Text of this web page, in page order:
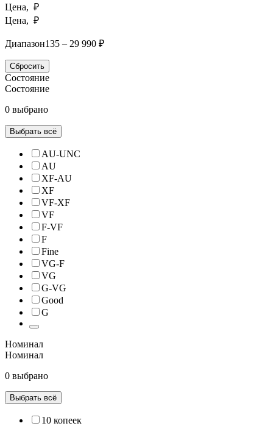
Цена, ₽
Цена, ₽
Диапазон135 – 29 990 ₽
Сбросить
Состояние
Состояние
0 выбрано
Выбрать всё
AU-UNC
AU
XF-AU
XF
VF-XF
VF
F-VF
F
Fine
VG-F
VG
G-VG
Good
G
Номинал
Номинал
0 выбрано
Выбрать всё
10 копеек